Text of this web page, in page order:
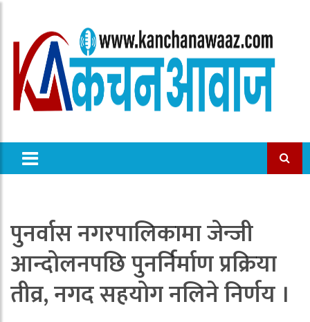
पुनर्वास नगरपालिकामा जेन्जी
आन्दोलनपछि पुनर्निर्माण प्रक्रिया
तीव्र, नगद सहयोग नलिने निर्णय ।